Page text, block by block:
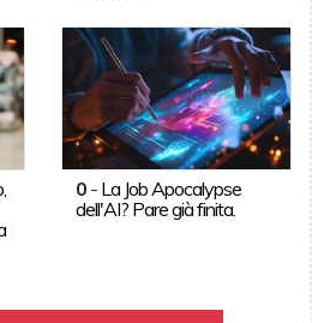
0 - La Job Apocalypse
dell'AI? Pare già finita.